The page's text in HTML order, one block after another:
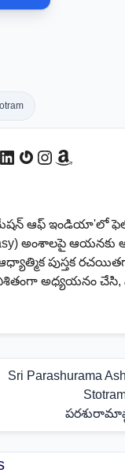
LinkedIn
Gravatar
Instagram
Amazon
ఆఫ్ ఇండియా'లో
అంశాలపై
పుస్తక
అధ్యయనం చేసి,
Sri Parashurama